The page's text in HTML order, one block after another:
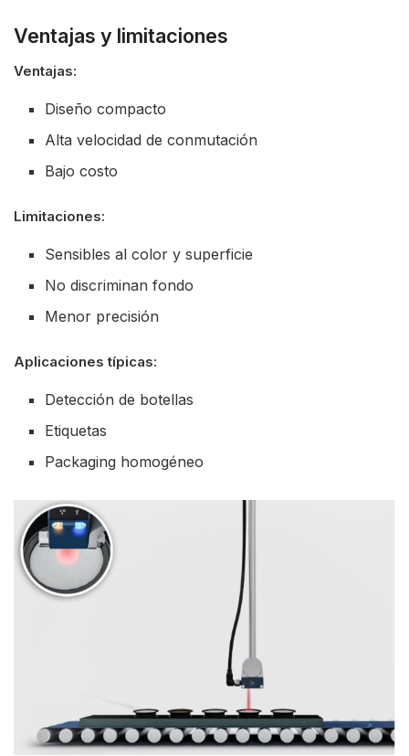
Ventajas y limitaciones
Ventajas:
Diseño compacto
Alta velocidad de conmutación
Bajo costo
Limitaciones:
Sensibles al color y superficie
No discriminan fondo
Menor precisión
Aplicaciones típicas:
Detección de botellas
Etiquetas
Packaging homogéneo